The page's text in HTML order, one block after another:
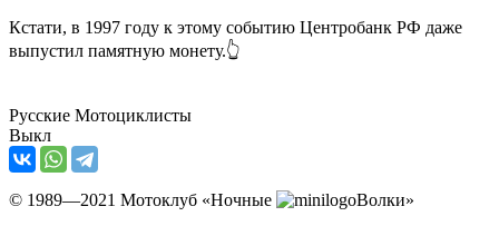
Кстати, в 1997 году к этому событию Центробанк РФ даже
выпустил памятную монету.👆
Русские Мотоциклисты
Выкл
© 1989—2021 Мотоклуб «Ночные
Волки»